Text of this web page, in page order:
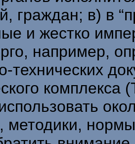
граждан; в) в
и жестко
например,
технических
методики,